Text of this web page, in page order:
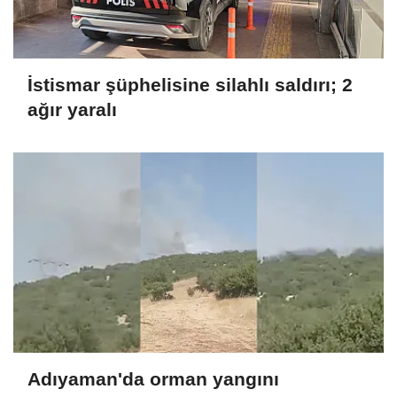
İstismar şüphelisine silahlı saldırı; 2
ağır yaralı
Adıyaman'da orman yangını